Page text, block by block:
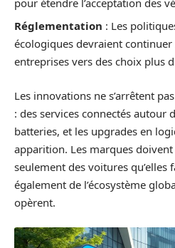
Réglementation : Les
écologiques devraient continuer
entreprises vers des choix plus
Les innovations ne s’arrêtent
: des services connectés autour
batteries, et les upgrades en
apparition. Les marques
seulement des voitures qu’elles
également de l’écosystème
opèrent.